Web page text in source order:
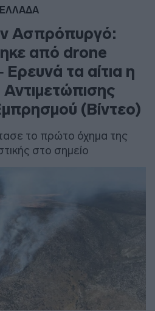
ΕΛΛΑΔΑ
Ασπρόπυργό:
από drone
τα αίτια η
(Βίντεο)
το πρώτο όχημα της
στο σημείο